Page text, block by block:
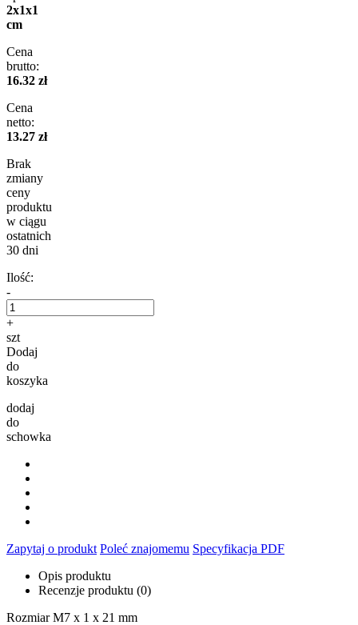
2x1x1
cm
Cena
brutto:
16.32 zł
Cena
netto:
13.27 zł
Brak
zmiany
ceny
produktu
w ciągu
ostatnich
30 dni
Ilość:
-
+
szt
Dodaj
do
koszyka
dodaj
do
schowka
Zapytaj o produkt Poleć znajomemu Specyfikacja PDF
Opis produktu
Recenzje produktu (0)
Rozmiar M7 x 1 x 21 mm